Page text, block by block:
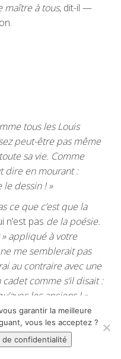
maître à tous, dit-il —
tous les Louis
peut-être pas même
sa vie. Comme
dire en mourant :
le dessin ! »
ce que c’est que la
n’est pas de la poésie.
appliqué à votre
me semblerait pas
au contraire avec une
comme s’il disait :
les anciens ! »
et me voilà touché par
de mon âme. La
mort … Je n’ose dire
garantir la meilleure
vous les acceptez ?
de confidentialité